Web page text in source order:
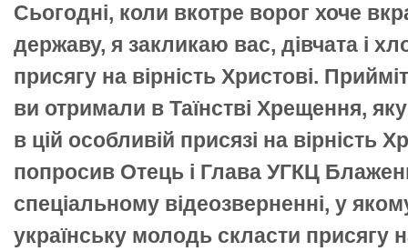
Сьогодні, коли вкотре ворог хоче
державу, я закликаю вас, дівчата і
присягу на вірність Христові.
ви отримали в Таїнстві Хрещення,
в цій особливій присязі на вірність
попросив Отець і Глава УГКЦ
спеціальному відеозверненні, у
українську молодь скласти присягу